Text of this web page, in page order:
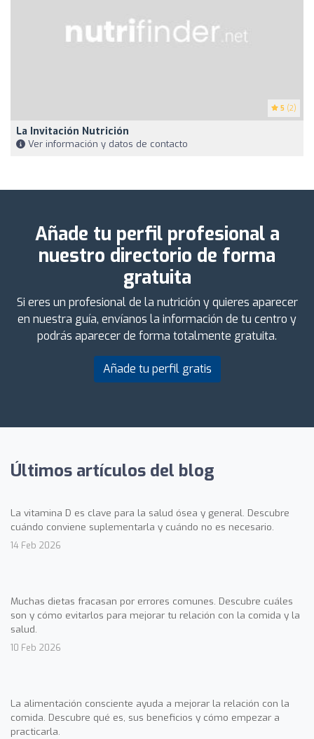
5 (2)
La Invitación Nutrición
Ver información y datos de contacto
Añade tu perfil profesional a
nuestro directorio de forma
gratuita
Si eres un profesional de la nutrición y quieres aparecer
en nuestra guía, envíanos la información de tu centro y
podrás aparecer de forma totalmente gratuita.
Añade tu perfil gratis
Últimos artículos del blog
La vitamina D es clave para la salud ósea y general. Descubre
cuándo conviene suplementarla y cuándo no es necesario.
14 Feb 2026
Muchas dietas fracasan por errores comunes. Descubre cuáles
son y cómo evitarlos para mejorar tu relación con la comida y la
salud.
10 Feb 2026
La alimentación consciente ayuda a mejorar la relación con la
comida. Descubre qué es, sus beneficios y cómo empezar a
practicarla.